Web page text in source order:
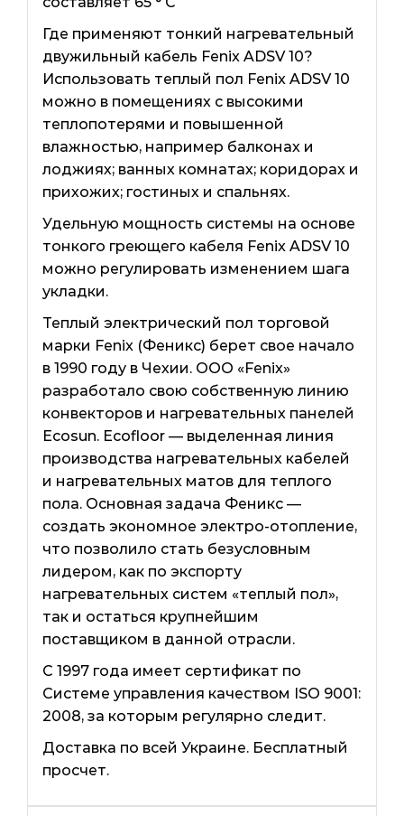
Где применяют тонкий нагревательный
двужильный кабель Fenix ​​ADSV 10?
Использовать теплый пол Fenix ​​ADSV 10
можно в помещениях с высокими
теплопотерями и повышенной
влажностью, например балконах и
лоджиях; ванных комнатах; коридорах и
прихожих; гостиных и спальнях.
Удельную мощность системы на основе
тонкого греющего кабеля Fenix ​​ADSV 10
можно регулировать изменением шага
укладки.
Теплый электрический пол торговой
марки Fenix ​​(Феникс) берет свое начало
в 1990 году в Чехии. ООО «Fenix»
разработало свою собственную линию
конвекторов и нагревательных панелей
Ecosun. Ecofloor — выделенная линия
производства нагревательных кабелей
и нагревательных матов для теплого
пола. Основная задача Феникс —
создать экономное электро-отопление,
что позволило стать безусловным
лидером, как по экспорту
нагревательных систем «теплый пол»,
так и остаться крупнейшим
поставщиком в данной отрасли.
С 1997 года имеет сертификат по
Системе управления качеством ISO 9001:
2008, за которым регулярно следит.
Доставка по всей Украине. Бесплатный
просчет.